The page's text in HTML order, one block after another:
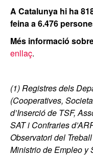
A Catalunya hi ha
feina a 6.476
Més informació
enllaç.
(1)Registres dels
(Cooperatives,
d’Inserció de TSF,
SAT i Confraries
Observatori del
Ministrio de Empleo y